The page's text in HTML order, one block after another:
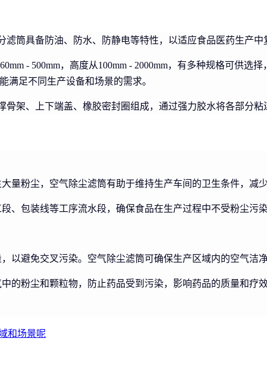
筒具备防油、防水、防静电等特性，以适应食品医药生产中
- 500mm，高度从100mm - 2000mm，有多种规格可供选择
满足不同生产设备和场景的需求。
架、上下端盖、橡胶密封圈组成，通过强力胶水将各部分粘
量粉尘，空气除尘滤筒有助于维持生产车间的卫生条件，减
、包装线等工序流水段，确保食品在生产过程中不受粉尘污
以避免交叉污染。空气除尘滤筒可确保生产区域内的空气洁
的粉尘和颗粒物，防止药品受到污染，影响药品的质量和疗效
和场景呢